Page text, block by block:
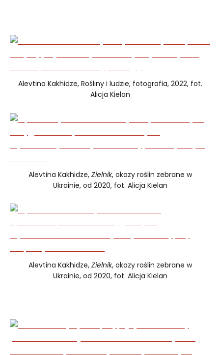
Alevtina Kakhidze, Rośliny i ludzie, fotografia, 2022, fot.
Alicja Kielan
Alevtina Kakhidze, Zielnik, okazy roślin zebrane w
Ukrainie, od 2020, fot. Alicja Kielan
Alevtina Kakhidze, Zielnik, okazy roślin zebrane w
Ukrainie, od 2020, fot. Alicja Kielan